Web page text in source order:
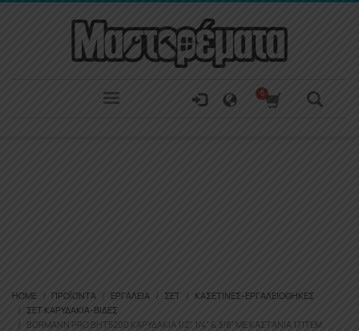
HOME ΠΡΟΪΌΝΤΑ ΕΡΓΑΛΕΊΑ ΣΕΤ
ΚΑΣΕΤΊΝΕΣ-ΕΡΓΑΛΕΙΟΘΉΚΕΣ
ΣΕΤ ΚΑΡΥΔΆΚΙΑ-ΒΊΔΕΣ
BORMANN PRO BHT5200 ΚΑΡΥΔΆΚΙΑ 1/2”, 1/4” & 3/8” ΜΕ ΚΑΣΤΆΝΙΑ 171ΤΕΜ